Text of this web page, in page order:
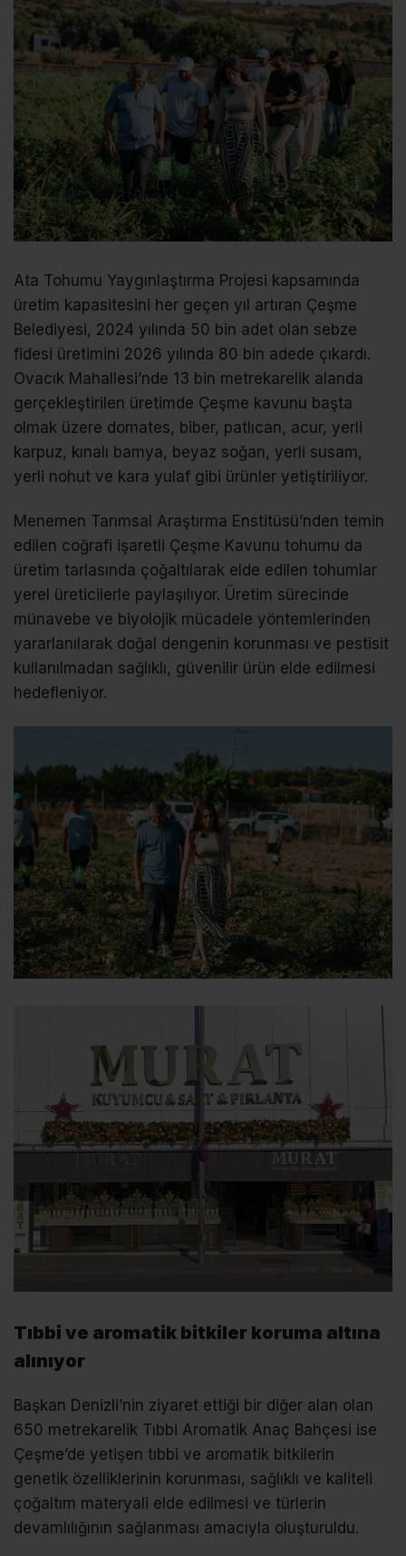
Ata Tohumu Yaygınlaştırma Projesi kapsamında
üretim kapasitesini her geçen yıl artıran Çeşme
Belediyesi, 2024 yılında 50 bin adet olan sebze
fidesi üretimini 2026 yılında 80 bin adede çıkardı.
Ovacık Mahallesi’nde 13 bin metrekarelik alanda
gerçekleştirilen üretimde Çeşme kavunu başta
olmak üzere domates, biber, patlıcan, acur, yerli
karpuz, kınalı bamya, beyaz soğan, yerli susam,
yerli nohut ve kara yulaf gibi ürünler yetiştiriliyor.
Menemen Tarımsal Araştırma Enstitüsü’nden temin
edilen coğrafi işaretli Çeşme Kavunu tohumu da
üretim tarlasında çoğaltılarak elde edilen tohumlar
yerel üreticilerle paylaşılıyor. Üretim sürecinde
münavebe ve biyolojik mücadele yöntemlerinden
yararlanılarak doğal dengenin korunması ve pestisit
kullanılmadan sağlıklı, güvenilir ürün elde edilmesi
hedefleniyor.
Tıbbi ve aromatik bitkiler koruma altına
alınıyor
Başkan Denizli’nin ziyaret ettiği bir diğer alan olan
650 metrekarelik Tıbbi Aromatik Anaç Bahçesi ise
Çeşme’de yetişen tıbbi ve aromatik bitkilerin
genetik özelliklerinin korunması, sağlıklı ve kaliteli
çoğaltım materyali elde edilmesi ve türlerin
devamlılığının sağlanması amacıyla oluşturuldu.